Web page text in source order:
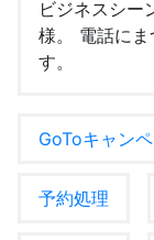
ビジネスシー
様。 電話にま
す。
GoToキャン
予約処理